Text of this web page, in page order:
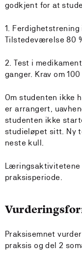
godkjent for at
1.
Tilstedeværelse 80
2. Test i
ganger. Krav om
Om studenten ikke
er arrangert,
studenten ikke
studieløpet sitt. Ny
neste kull.
Læringsaktivitetene
praksisperiode.
Praksisemnet
praksis og del 2